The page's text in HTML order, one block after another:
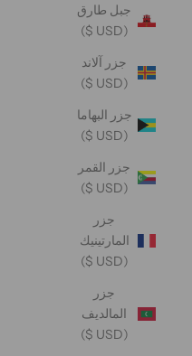
جبل طارق
(USD $)
جزر آلاند
(USD $)
جزر البهاما
(USD $)
جزر القمر
(USD $)
جزر
المارتينيك
(USD $)
جزر
المالديف
(USD $)